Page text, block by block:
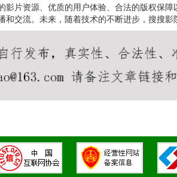
影片资源、优质的用户体验、合法的版权保
和交流。未来，随着技术的不断进步，搜搜